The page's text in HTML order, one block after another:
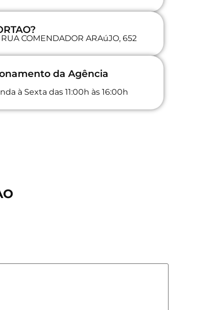
COMENDADOR ARAúJO, 652
da Agência
à Sexta das 11:00h às 16:00h